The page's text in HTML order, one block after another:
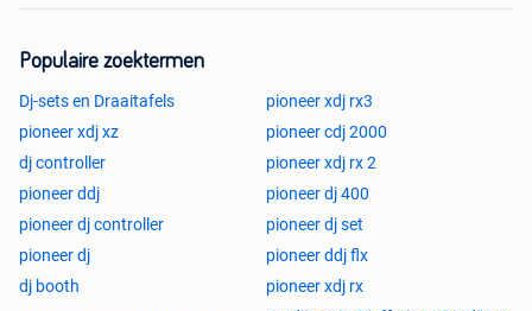
Populaire zoektermen
Dj-sets en Draaitafels
pioneer xdj rx3
pioneer xdj xz
pioneer cdj 2000
dj controller
pioneer xdj rx 2
pioneer ddj
pioneer dj 400
pioneer dj controller
pioneer dj set
pioneer dj
pioneer ddj flx
dj booth
pioneer xdj rx